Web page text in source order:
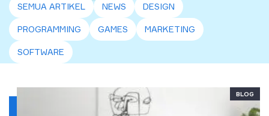
SEMUA ARTIKEL NEWS DESIGN
PROGRAMMING GAMES MARKETING
SOFTWARE
BLOG